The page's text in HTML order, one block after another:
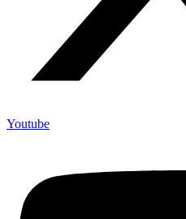
Youtube